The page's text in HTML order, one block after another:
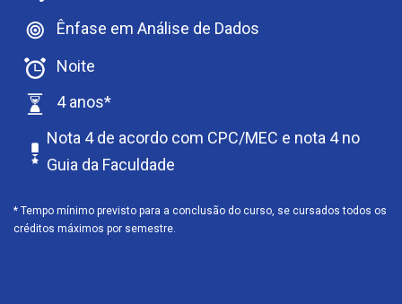
Ênfase em Análise de Dados
Noite
4 anos*
Nota 4 de acordo com CPC/MEC e nota 4 no
Guia da Faculdade
* Tempo mínimo previsto para a conclusão do curso, se cursados todos os
créditos máximos por semestre.